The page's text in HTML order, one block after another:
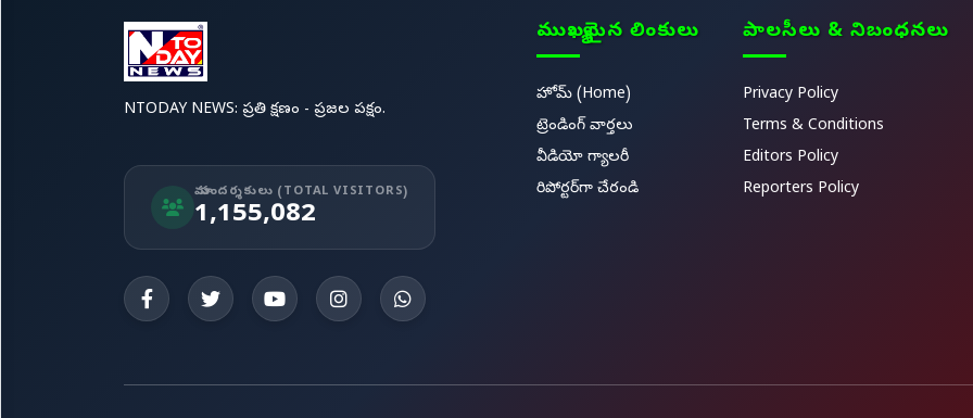
NTODAY NEWS: ప్రతి క్షణం - ప్రజల పక్షం.
మా సందర్శకులు (TOTAL VISITORS)
1,155,082
ముఖ్యమైన లింకులు
హోమ్ (Home)
ట్రెండింగ్ వార్తలు
వీడియో గ్యాలరీ
రిపోర్టర్‌గా చేరండి
పాలసీలు & నిబంధనలు
Privacy Policy
Terms & Conditions
Editors Policy
Reporters Policy